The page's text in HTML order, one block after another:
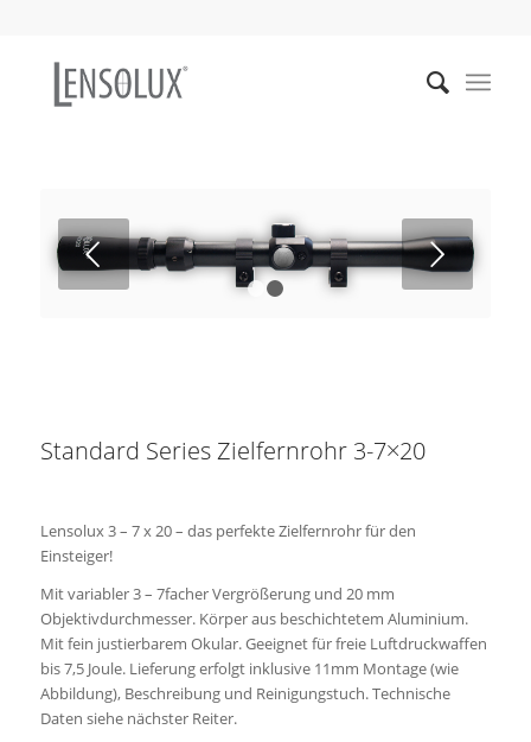
Weiter
Standard Series Zielfernrohr 3-7×20
Lensolux 3 – 7 x 20 – das perfekte Zielfernrohr für den
Einsteiger!
Mit variabler 3 – 7facher Vergrößerung und 20 mm
Objektivdurchmesser. Körper aus beschichtetem Aluminium.
Mit fein justierbarem Okular. Geeignet für freie Luftdruckwaffen
bis 7,5 Joule. Lieferung erfolgt inklusive 11mm Montage (wie
Abbildung), Beschreibung und Reinigungstuch. Technische
Daten siehe nächster Reiter.